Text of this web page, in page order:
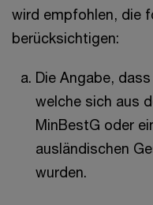
wird empfohlen, die
berücksichtigen:
Die Angabe,
welche sich aus
MinBestG oder
ausländischen
wurden.